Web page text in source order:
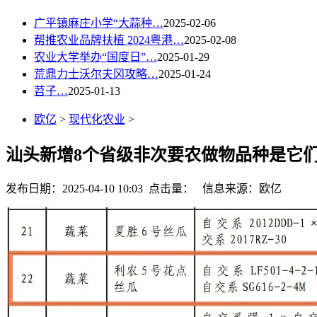
广平镇麻庄小学“大蒜种…2025-02-06
帮推农业品牌扶植 2024粤港…2025-02-08
农业大学举办“国度日”…2025-01-29
荒鼎力士沃尔夫冈攻略…2025-01-24
苕子…2025-01-13
欧亿 > 现代化农业 >
汕头新增8个省级非次要农做物品种是它
发布日期：2025-04-10 10:03 点击量： 信息来源：欧亿